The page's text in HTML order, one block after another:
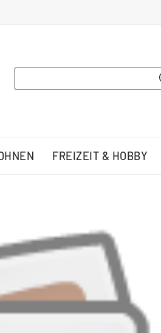
FREIZEIT & HOBBY